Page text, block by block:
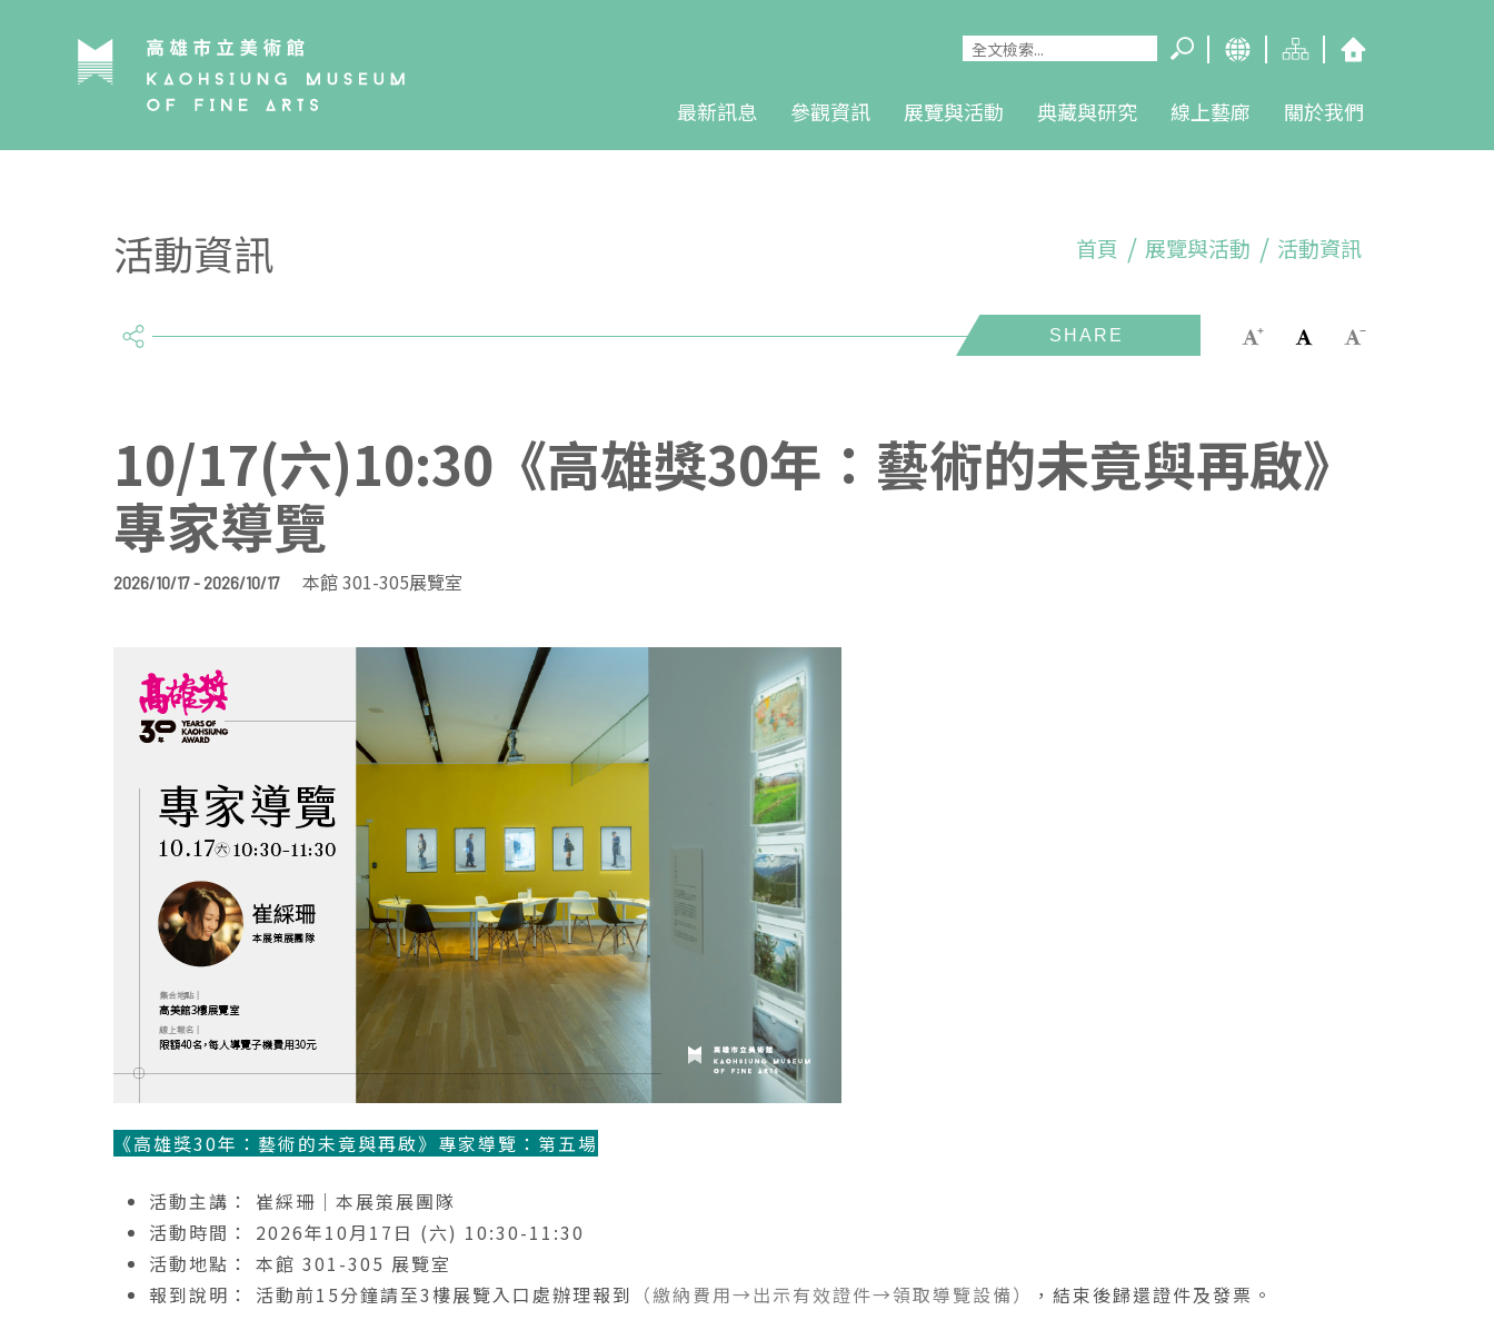
最新訊息 參觀資訊 展覽與活動 典藏與研究 線上藝廊 關於我們
活動資訊 首頁 展覽與活動 活動資訊
share
10/17(六)10:30《高雄獎30年：藝術的未竟與再啟》
專家導覽
2026/10/17 - 2026/10/17 本館 301-305展覽室
《高雄獎30年：藝術的未竟與再啟》專家導覽：第五場
活動主講： 崔綵珊｜本展策展團隊
活動時間： 2026年10月17日 (六) 10:30-11:30
活動地點： 本館 301-305 展覽室
報到說明： 活動前15分鐘請至3樓展覽入口處辦理報到 （繳納費用→出示有效證件→領取導覽設備） ，結束後歸還證件及發票。